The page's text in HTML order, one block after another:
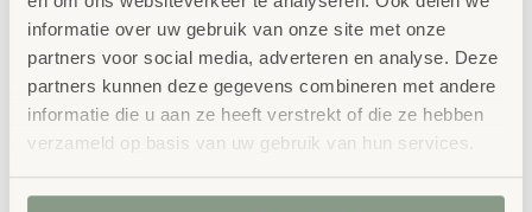
informatie over uw gebruik van onze site met onze
partners voor social media, adverteren en analyse. Deze
partners kunnen deze gegevens combineren met andere
informatie die u aan ze heeft verstrekt of die ze hebben
verzameld op basis van uw gebruik van hun services.
SKU 2512.501.00001